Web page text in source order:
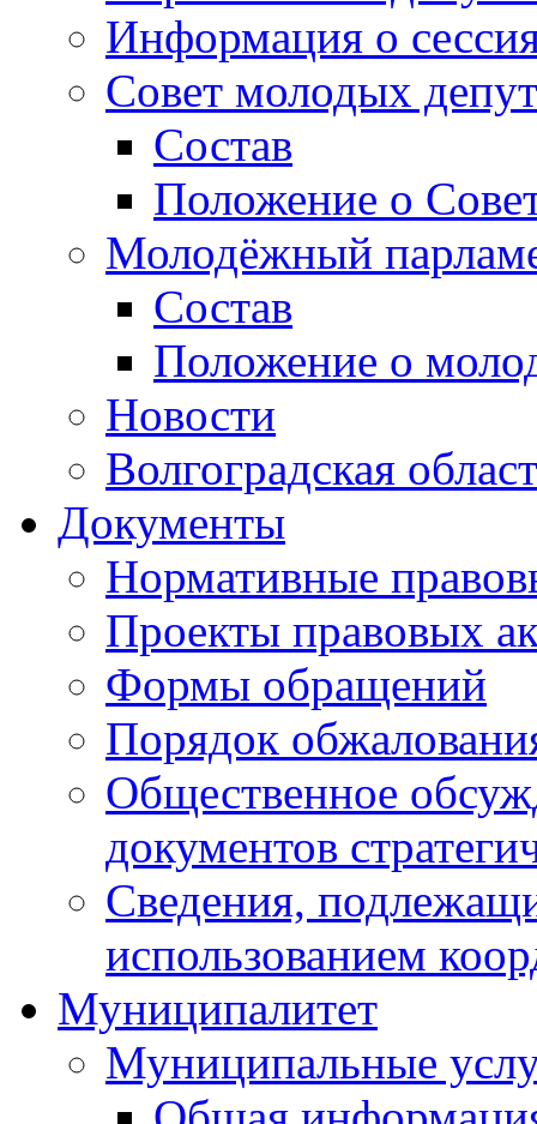
Информация о
Совет молодых
Состав
Положение о
Молодёжный
Состав
Положение о
Новости
Волгоградская
Документы
Нормативные
Проекты правовых
Формы обращений
Порядок
Общественное
документов
Сведения,
использованием
Муниципалитет
Муниципальные